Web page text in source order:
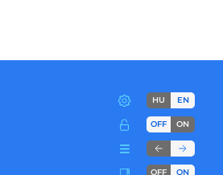
HU EN
OFF ON
OFF ON